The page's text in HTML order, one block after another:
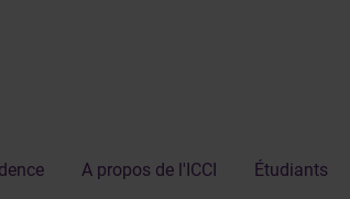
A propos de l'ICCI Étudiants